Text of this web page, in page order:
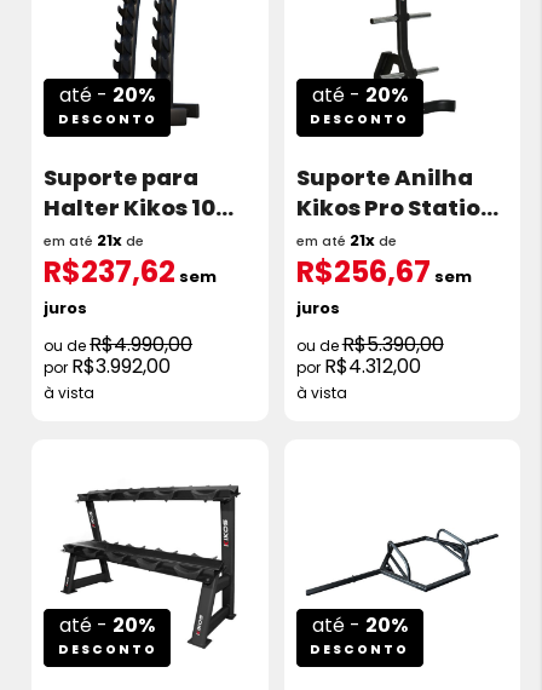
até - 20%
DESCONTO
Suporte para
Halter Kikos 10
pares
R$4.990,00
R$3.992,00
à vista
em até 21xde
R$237,62 sem
juros
até - 20%
DESCONTO
Suporte Anilha
Kikos Pro Station
Ttfw94
R$5.390,00
R$4.312,00
à vista
em até 21xde
R$256,67 sem
juros
até - 20%
DESCONTO
até - 20%
DESCONTO